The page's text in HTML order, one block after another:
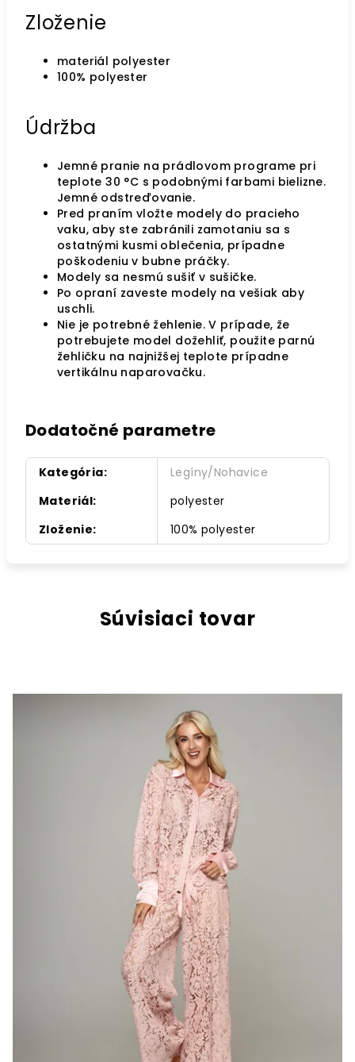
Zloženie
materiál polyester
100% polyester
Údržba
Jemné pranie na prádlovom programe pri
teplote 30 °C s podobnými farbami bielizne.
Jemné odstreďovanie.
Pred praním vložte modely do pracieho
vaku, aby ste zabránili zamotaniu sa s
ostatnými kusmi oblečenia, prípadne
poškodeniu v bubne práčky.
Modely sa nesmú sušiť v sušičke.
Po opraní zaveste modely na vešiak aby
uschli.
Nie je potrebné žehlenie. V prípade, že
potrebujete model dožehliť, použite parnú
žehličku na najnižšej teplote prípadne
vertikálnu naparovačku.
Dodatočné parametre
Kategória:
Legíny/Nohavice
Materiál:
polyester
Zloženie: 100% polyester
Súvisiaci tovar